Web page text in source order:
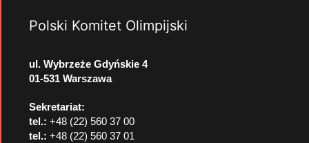
Polski Komitet Olimpijski
ul. Wybrzeże Gdyńskie 4
01-531 Warszawa
Sekretariat:
tel.: +48 (22) 560 37 00
tel.: +48 (22) 560 37 01